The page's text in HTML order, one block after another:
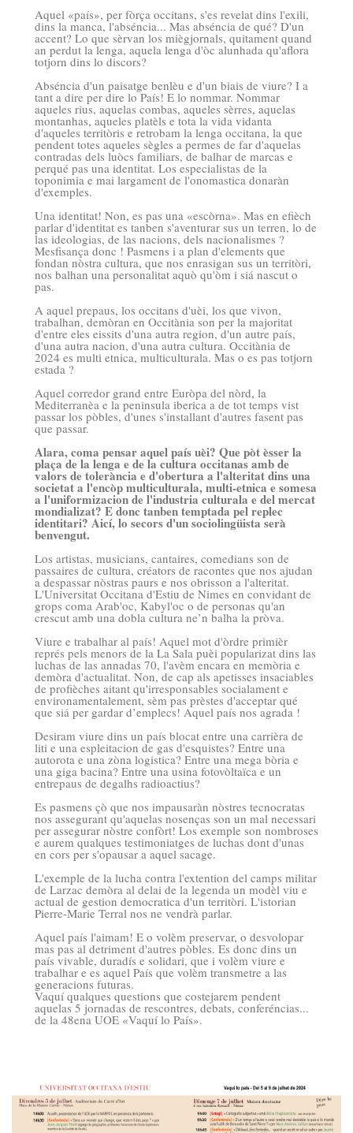
Aquel «país», per fòrça occitans, s'es revelat dins l'exili,
dins la manca, l'abséncia... Mas abséncia de qué? D'un
accent? Lo que sèrvan los miègjornals, quitament quand
an perdut la lenga, aquela lenga d'òc alunhada qu'aflora
totjorn dins lo discors?
Abséncia d'un paisatge benlèu e d'un biais de viure? I a
tant a dire per dire lo País! E lo nommar. Nommar
aqueles rius, aquelas combas, aqueles sèrres, aquelas
montanhas, aqueles platèls e tota la vida vidanta
d'aqueles territòris e retrobam la lenga occitana, la que
pendent totes aqueles sègles a permes de far d'aquelas
contradas dels luòcs familiars, de balhar de marcas e
perqué pas una identitat. Los especialistas de la
toponimia e mai largament de l'onomastica donaràn
d'exemples.
Una identitat! Non, es pas una «escòrna». Mas en efièch
parlar d'identitat es tanben s'aventurar sus un terren, lo de
las ideologias, de las nacions, dels nacionalismes ?
Mesfisança donc ! Pasmens i a plan d'elements que
fondan nòstra cultura, que nos enrasigan sus un territòri,
nos balhan una personalitat aquò qu'òm i siá nascut o
pas.
A aquel prepaus, los occitans d'uèi, los que vivon,
trabalhan, demòran en Occitània son per la majoritat
d'entre eles eissits d'una autra region, d'un autre país,
d'una autra nacion, d'una autra cultura. Occitània de
2024 es multi etnica, multiculturala. Mas o es pas totjorn
estada ?
Aquel corredor grand entre Euròpa del nòrd, la
Mediterranèa e la peninsula iberica a de tot temps vist
passar los pòbles, d'unes s'installant d'autres fasent pas
que passar.
Alara, coma pensar aquel país uèi? Que pòt èsser la
plaça de la lenga e de la cultura occitanas amb de
valors de tolerància e d'obertura a l'alteritat dins una
societat a l'encòp multiculturala, multi-etnica e somesa
a l'uniformizacion de l'industria culturala e del mercat
mondializat? E donc tanben temptada pel replec
identitari? Aicí, lo secors d'un sociolingüista serà
benvengut.
Los artistas, musicians, cantaires, comedians son de
passaires de cultura, créators de racontes que nos ajudan
a despassar nòstras paurs e nos obrisson a l'alteritat.
L'Universitat Occitana d'Estiu de Nimes en convidant de
grops coma Arab'oc, Kabyl'oc o de personas qu'an
crescut amb una dobla cultura ne’n balha la pròva.
Viure e trabalhar al país! Aquel mot d'òrdre primièr
représ pels menors de la La Sala puèi popularizat dins las
luchas de las annadas 70, l'avèm encara en memòria e
demòra d'actualitat. Non, de cap als apetisses insaciables
de profièches aitant qu'irresponsables socialament e
environamentalement, sèm pas prèstes d'acceptar qué
que siá per gardar d’emplecs! Aquel país nos agrada !
Desiram viure dins un país blocat entre una carrièra de
liti e una espleitacion de gas d'esquistes? Entre una
autorota e una zòna logistica? Entre una mega bòria e
una giga bacina? Entre una usina fotovòltaïca e un
entrepaus de degalhs radioactius?
Es pasmens çò que nos impausaràn nòstres tecnocratas
nos assegurant qu'aquelas nosenças son un mal necessari
per assegurar nòstre confòrt! Los exemple son nombroses
e aurem qualques testimoniatges de luchas dont d'unas
en cors per s'opausar a aquel sacage.
L'exemple de la lucha contra l'extention del camps militar
de Larzac demòra al delai de la legenda un modèl viu e
actual de gestion democratica d'un territòri. L'istorian
Pierre-Marie Terral nos ne vendrà parlar.
Aquel país l'aimam! E o volèm preservar, o desvolopar
mas pas al detriment d'autres pòbles. Es donc dins un
país vivable, duradís e solidari, que i volèm viure e
trabalhar e es aquel País que volèm transmetre a las
generacions futuras.
Vaquí qualques questions que costejarem pendent
aquelas 5 jornadas de rescontres, debats, conferéncias...
de la 48ena UOE «Vaquí lo País».